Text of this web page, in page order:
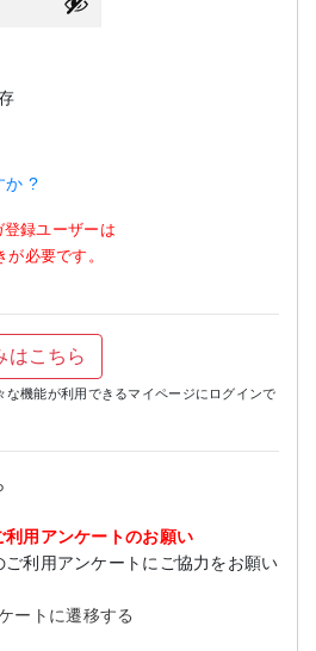
か ?
録ユーザーは
必要です。
はこちら
な機能が利用できるマイページにログインで
利用アンケートのお願い
利用アンケートにご協力をお願い
ートに遷移する